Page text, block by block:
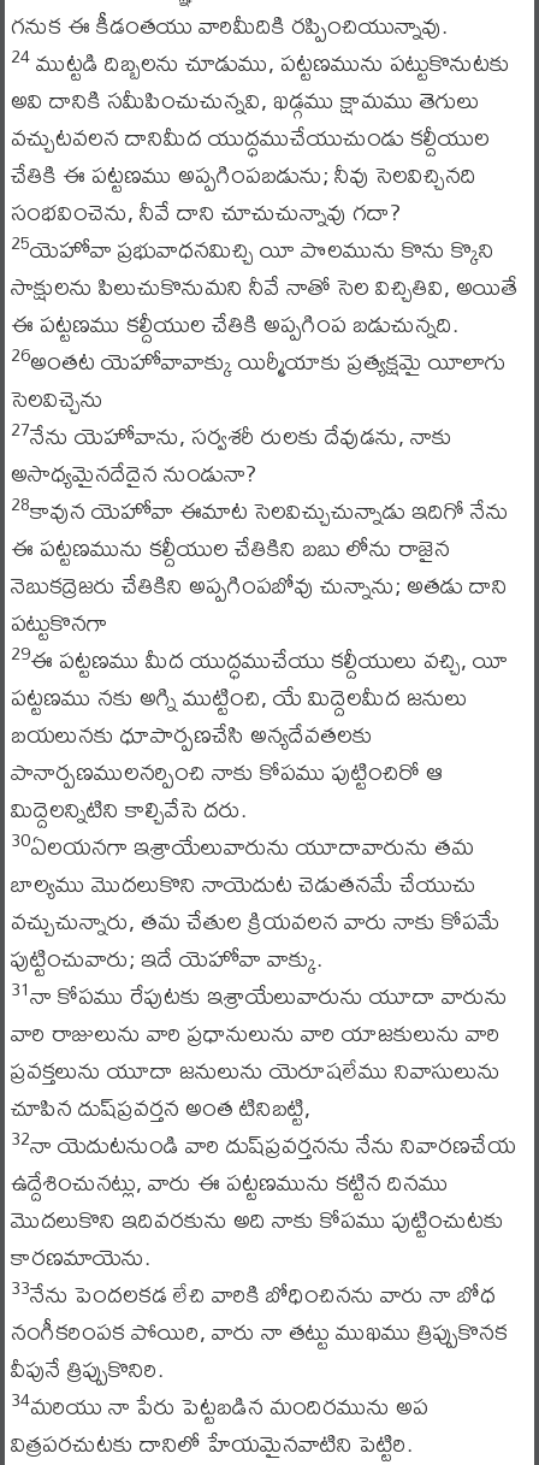
గనుక ఈ కీడంతయు వారిమీదికి రప్పించియున్నావు.
24ముట్టడి దిబ్బలను చూడుము, పట్టణమును పట్టుకొనుటకు
అవి దానికి సమీపించుచున్నవి, ఖడ్గము క్షామము తెగులు
వచ్చుటవలన దానిమీద యుద్ధముచేయుచుండు కల్దీయుల
చేతికి ఈ పట్టణము అప్పగింపబడును; నీవు సెలవిచ్చినది
సంభవించెను, నీవే దాని చూచుచున్నావు గదా?
25యెహోవా ప్రభువాధనమిచ్చి యీ పొలమును కొను క్కొని
సాక్షులను పిలుచుకొనుమని నీవే నాతో సెల విచ్చితివి, అయితే
ఈ పట్టణము కల్దీయుల చేతికి అప్పగింప బడుచున్నది.
26అంతట యెహోవావాక్కు యిర్మీయాకు ప్రత్యక్షమై యీలాగు
సెలవిచ్చెను
27నేను యెహోవాను, సర్వశరీ రులకు దేవుడను, నాకు
అసాధ్యమైనదేదైన నుండునా?
28కావున యెహోవా ఈమాట సెలవిచ్చుచున్నాడు ఇదిగో నేను
ఈ పట్టణమును కల్దీయుల చేతికిని బబు లోను రాజైన
నెబుకద్రెజరు చేతికిని అప్పగింపబోవు చున్నాను; అతడు దాని
పట్టుకొనగా
29ఈ పట్టణము మీద యుద్ధముచేయు కల్దీయులు వచ్చి, యీ
పట్టణము నకు అగ్ని ముట్టించి, యే మిద్దెలమీద జనులు
బయలునకు ధూపార్పణచేసి అన్యదేవతలకు
పానార్పణములనర్పించి నాకు కోపము పుట్టించిరో ఆ
మిద్దెలన్నిటిని కాల్చివేసె దరు.
30ఏలయనగా ఇశ్రాయేలువారును యూదావారును తమ
బాల్యము మొదలుకొని నాయెదుట చెడుతనమే చేయుచు
వచ్చుచున్నారు, తమ చేతుల క్రియవలన వారు నాకు కోపమే
పుట్టించువారు; ఇదే యెహోవా వాక్కు.
31నా కోపము రేపుటకు ఇశ్రాయేలువారును యూదా వారును
వారి రాజులును వారి ప్రధానులును వారి యాజకులును వారి
ప్రవక్తలును యూదా జనులును యెరూషలేము నివాసులును
చూపిన దుష్‌ప్రవర్తన అంత టినిబట్టి,
32నా యెదుటనుండి వారి దుష్‌ప్రవర్తనను నేను నివారణచేయ
ఉద్దేశించునట్లు, వారు ఈ పట్టణమును కట్టిన దినము
మొదలుకొని ఇదివరకును అది నాకు కోపము పుట్టించుటకు
కారణమాయెను.
33నేను పెందలకడ లేచి వారికి బోధించినను వారు నా బోధ
నంగీకరింపక పోయిరి, వారు నా తట్టు ముఖము త్రిప్పుకొనక
వీపునే త్రిప్పుకొనిరి.
34మరియు నా పేరు పెట్టబడిన మందిరమును అప
విత్రపరచుటకు దానిలో హేయమైనవాటిని పెట్టిరి.